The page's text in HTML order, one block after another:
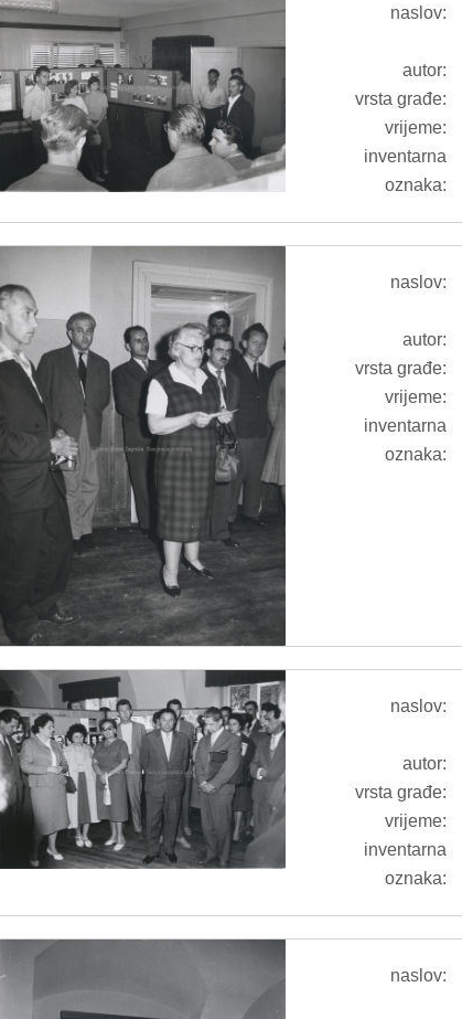
naslov:
autor:
vrsta građe:
vrijeme:
inventarna
oznaka:
naslov:
autor:
vrsta građe:
vrijeme:
inventarna
oznaka:
naslov:
autor:
vrsta građe:
vrijeme:
inventarna
oznaka:
naslov: